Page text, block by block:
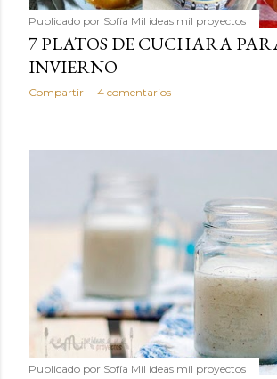
Publicado por Sofía Mil ideas mil proyectos
7 PLATOS DE CUCHARA
INVIERNO
Compartir 4 comentarios
Publicado por Sofía Mil ideas mil proyectos